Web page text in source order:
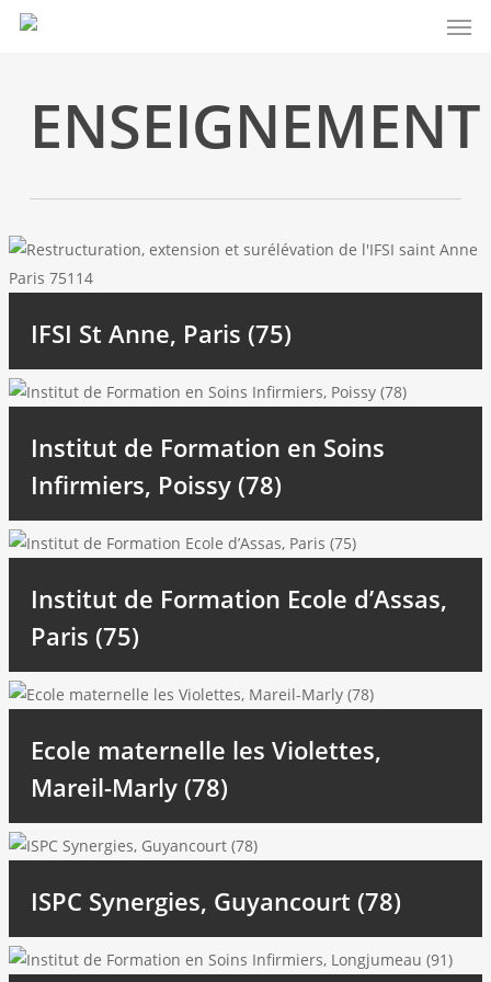
Skip
ENSEIGNEMENT
IFSI St Anne, Paris (75)
Institut de Formation en Soins
Infirmiers, Poissy (78)
Institut de Formation Ecole d’Assas,
Paris (75)
Ecole maternelle les Violettes,
Mareil-Marly (78)
ISPC Synergies, Guyancourt (78)